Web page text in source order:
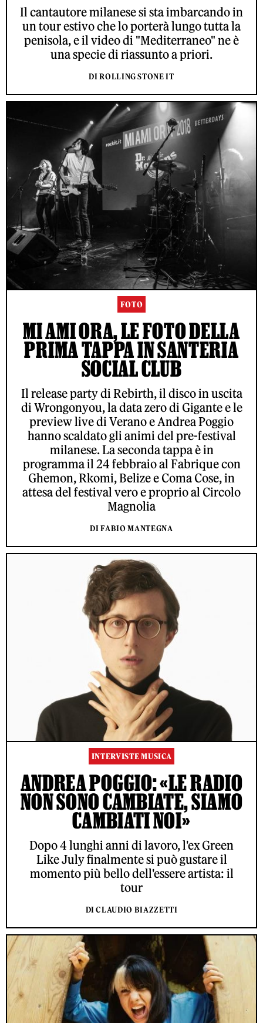
Il cantautore milanese si sta imbarcando in
un tour estivo che lo porterà lungo tutta la
penisola, e il video di "Mediterraneo" ne è
una specie di riassunto a priori.
DI ROLLING STONE IT
FOTO
MI AMI ORA, LE FOTO DELLA
PRIMA TAPPA IN SANTERIA
SOCIAL CLUB
Il release party di Rebirth, il disco in uscita
di Wrongonyou, la data zero di Gigante e le
preview live di Verano e Andrea Poggio
hanno scaldato gli animi del pre-festival
milanese. La seconda tappa è in
programma il 24 febbraio al Fabrique con
Ghemon, Rkomi, Belize e Coma Cose, in
attesa del festival vero e proprio al Circolo
Magnolia
DI FABIO MANTEGNA
INTERVISTE MUSICA
ANDREA POGGIO: «LE RADIO
NON SONO CAMBIATE, SIAMO
CAMBIATI NOI»
Dopo 4 lunghi anni di lavoro, l'ex Green
Like July finalmente si può gustare il
momento più bello dell'essere artista: il
tour
DI CLAUDIO BIAZZETTI